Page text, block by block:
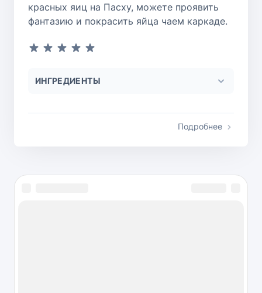
красных яиц на Пасху, можете проявить
фантазию и покрасить яйца чаем каркаде.
ИНГРЕДИЕНТЫ
Подробнее